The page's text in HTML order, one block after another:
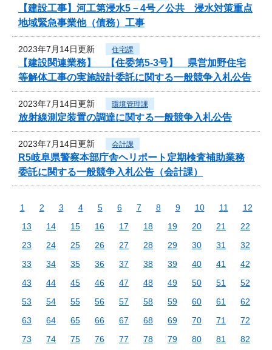
【建設工事】河工第浸水5－4号／公共 浸水対策重点
地域緊急事業他（債務）工事
2023年7月14日更新 住宅課
【建設関連業務】 【住委第5-3号】 県営加野住宅
等解体工事の実施設計委託に関する一般競争入札公告
2023年7月14日更新 環境管理課
放射線測定装置の調達に関する一般競争入札公告
2023年7月14日更新 会計課
R5岐阜県警察本部庁舎ヘリポート定期検査補助業務
委託に関する一般競争入札公告（会計課）
1 2 3 4 5 6 7 8 9 10 11
12
13
14 15 16 17 18 19 20 21
22
23
24 25 26 27 28 29 30 31
32
33
34 35 36 37 38 39 40 41
42
43
44 45 46 47 48 49 50 51
52
53
54 55 56 57 58 59 60 61
62
63
64 65 66 67 68 69 70 71
72
73
74 75 76 77 78 79 80 81
82